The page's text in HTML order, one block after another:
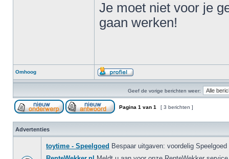
Je moet niet voor je
gaan werken!
Omhoog
Geef de vorige berichten weer:
Pagina 1 van 1 [ 3 berichten ]
Advertenties